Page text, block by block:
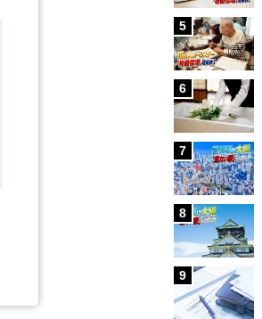
5
6
7
8
9